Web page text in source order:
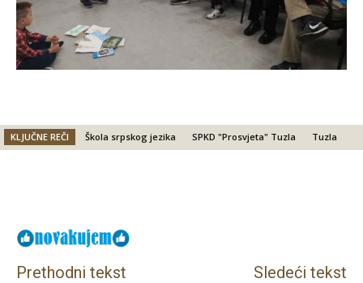
KLJUČNE REČI Škola srpskog jezika SPKD "Prosvjeta" Tuzla Tuzla
Prethodni tekst Sledeći tekst